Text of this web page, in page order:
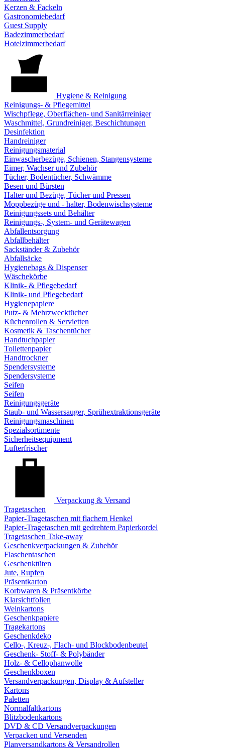
Kerzen & Fackeln
Gastronomiebedarf
Guest Supply
Badezimmerbedarf
Hotelzimmerbedarf
Hygiene & Reinigung
Reinigungs- & Pflegemittel
Wischpflege, Oberflächen- und Sanitärreiniger
Waschmittel, Grundreiniger, Beschichtungen
Desinfektion
Handreiniger
Reinigungsmaterial
Einwascherbezüge, Schienen, Stangensysteme
Eimer, Wachser und Zubehör
Tücher, Bodentücher, Schwämme
Besen und Bürsten
Halter und Bezüge, Tücher und Pressen
Moppbezüge und - halter, Bodenwischsysteme
Reinigungssets und Behälter
Reinigungs-, System- und Gerätewagen
Abfallentsorgung
Abfallbehälter
Sackständer & Zubehör
Abfallsäcke
Hygienebags & Dispenser
Wäschekörbe
Klinik- & Pflegebedarf
Klinik- und Pflegebedarf
Hygienepapiere
Putz- & Mehrzwecktücher
Küchenrollen & Servietten
Kosmetik & Taschentücher
Handtuchpapier
Toilettenpapier
Handtrockner
Spendersysteme
Spendersysteme
Seifen
Seifen
Reinigungsgeräte
Staub- und Wassersauger, Sprühextraktionsgeräte
Reinigungsmaschinen
Spezialsortimente
Sicherheitsequipment
Lufterfrischer
Verpackung & Versand
Tragetaschen
Papier-Tragetaschen mit flachem Henkel
Papier-Tragetaschen mit gedrehtem Papierkordel
Tragetaschen Take-away
Geschenkverpackungen & Zubehör
Flaschentaschen
Geschenktüten
Jute, Rupfen
Präsentkarton
Korbwaren & Präsentkörbe
Klarsichtfolien
Weinkartons
Geschenkpapiere
Tragekartons
Geschenkdeko
Cello-, Kreuz-, Flach- und Blockbodenbeutel
Geschenk- Stoff- & Polybänder
Holz- & Cellophanwolle
Geschenkboxen
Versandverpackungen, Display & Aufsteller
Kartons
Paletten
Normalfaltkartons
Blitzbodenkartons
DVD & CD Versandverpackungen
Verpacken und Versenden
Planversandkartons & Versandrollen